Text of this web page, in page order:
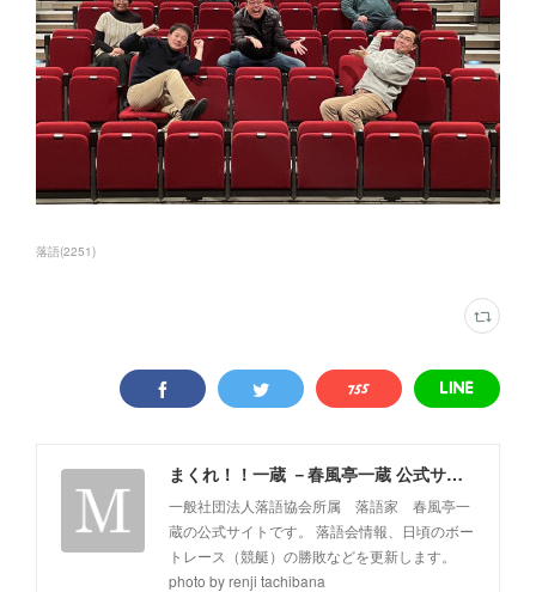
落語(2251)
まくれ！！一蔵 －春風亭一蔵 公式サイト－
一般社団法人落語協会所属 落語家 春風亭一
蔵の公式サイトです。 落語会情報、日頃のボー
トレース（競艇）の勝敗などを更新します。
photo by renji tachibana